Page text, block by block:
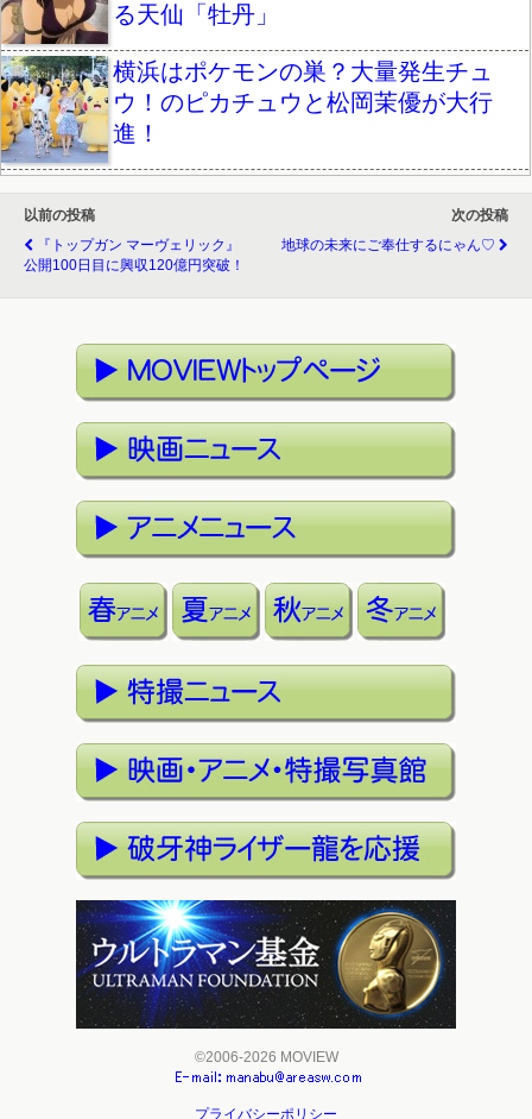
る天仙「牡丹」
横浜はポケモンの巣？大量発生チュ
ウ！のピカチュウと松岡茉優が大行
進！
以前の投稿
『トップガン マーヴェリック』
公開100日目に興収120億円突破！
次の投稿
地球の未来にご奉仕するにゃん♡
©2006-2026 MOVIEW
プライバシーポリシー